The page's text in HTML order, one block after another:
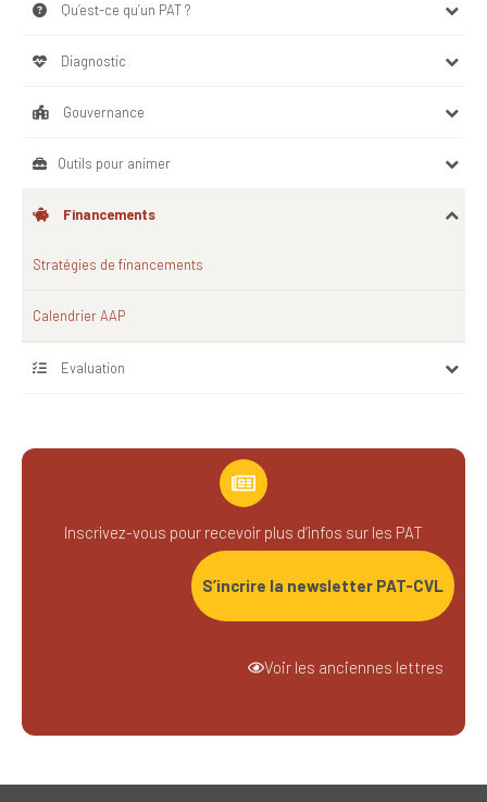
Qu’est-ce qu’un PAT ?​
Diagnostic
Gouvernance
Outils pour animer
Financements
Stratégies de financements
Calendrier AAP
Evaluation
Inscrivez-vous pour recevoir plus d’infos sur les PAT
S’incrire la newsletter PAT-CVL
Voir les anciennes lettres